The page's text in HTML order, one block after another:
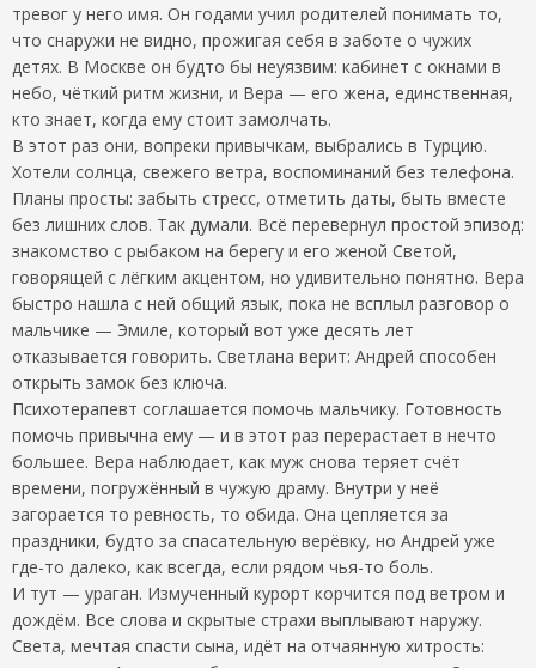
тревог у него имя. Он годами учил родителей понимать то,
что снаружи не видно, прожигая себя в заботе о чужих
детях. В Москве он будто бы неуязвим: кабинет с окнами в
небо, чёткий ритм жизни, и Вера — его жена, единственная,
кто знает, когда ему стоит замолчать.
В этот раз они, вопреки привычкам, выбрались в Турцию.
Хотели солнца, свежего ветра, воспоминаний без телефона.
Планы просты: забыть стресс, отметить даты, быть вместе
без лишних слов. Так думали. Всё перевернул простой эпизод:
знакомство с рыбаком на берегу и его женой Светой,
говорящей с лёгким акцентом, но удивительно понятно. Вера
быстро нашла с ней общий язык, пока не всплыл разговор о
мальчике — Эмиле, который вот уже десять лет
отказывается говорить. Светлана верит: Андрей способен
открыть замок без ключа.
Психотерапевт соглашается помочь мальчику. Готовность
помочь привычна ему — и в этот раз перерастает в нечто
большее. Вера наблюдает, как муж снова теряет счёт
времени, погружённый в чужую драму. Внутри у неё
загорается то ревность, то обида. Она цепляется за
праздники, будто за спасательную верёвку, но Андрей уже
где-то далеко, как всегда, если рядом чья-то боль.
И тут — ураган. Измученный курорт корчится под ветром и
дождём. Все слова и скрытые страхи выплывают наружу.
Света, мечтая спасти сына, идёт на отчаянную хитрость: